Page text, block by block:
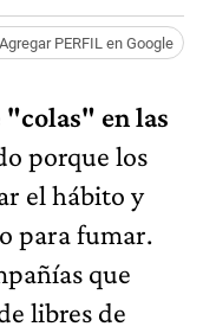
Agregar PERFIL en Google
"colas" en las
porque los
el hábito y
para fumar.
que
libres de